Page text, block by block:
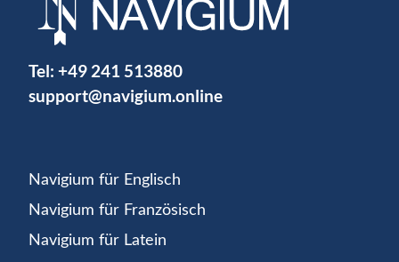
Tel: +49 241 513880
support@navigium.online
Navigium für Englisch
Navigium für Französisch
Navigium für Latein